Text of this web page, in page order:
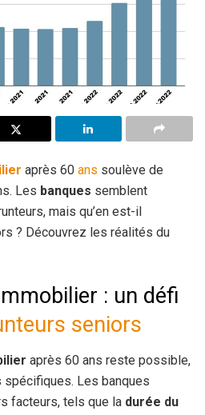
après 60 ans soulève de
Les banques semblent
mais qu’en est-il
? Découvrez les réalités du
: un défi
seniors
après 60 ans reste possible,
Les banques
facteurs, tels que la durée du